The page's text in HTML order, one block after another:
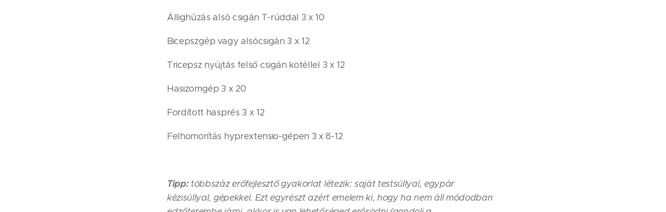
Állighúzás alsó csigán T-rúddal 3 x 10
Bicepszgép vagy alsócsigán 3 x 12
Tricepsz nyújtás felső csigán kötéllel 3 x 12
Hasizomgép 3 x 20
Fordított hasprés 3 x 12
Felhomorítás hyprextensio-gépen 3 x 8-12
Tipp: többszáz erőfejlesztő gyakorlat létezik: saját testsúllyal, egypár
kézisúllyal, gépekkel. Ezt egyrészt azért emelem ki, hogy ha nem áll módodban